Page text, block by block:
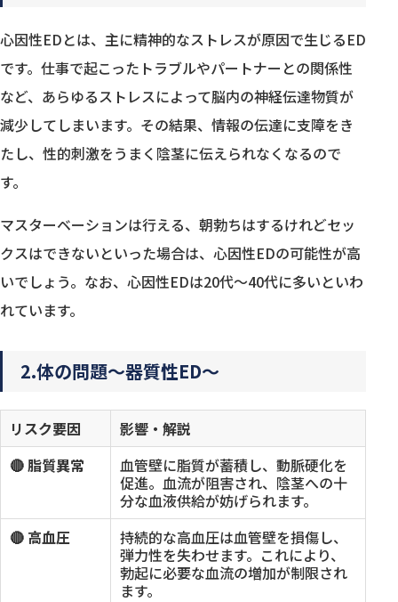
心因性EDとは、主に精神的なストレスが原因で生じるED
です。仕事で起こったトラブルやパートナーとの関係性
など、あらゆるストレスによって脳内の神経伝達物質が
減少してしまいます。その結果、情報の伝達に支障をき
たし、性的刺激をうまく陰茎に伝えられなくなるので
す。
マスターベーションは行える、朝勃ちはするけれどセッ
クスはできないといった場合は、心因性EDの可能性が高
いでしょう。なお、心因性EDは20代〜40代に多いといわ
れています。
2.体の問題〜器質性ED〜
リスク要因
影響・解説
🔴 脂質異常
血管壁に脂質が蓄積し、動脈硬化を
促進。血流が阻害され、陰茎への十
分な血液供給が妨げられます。
🔴 高血圧
持続的な高血圧は血管壁を損傷し、
弾力性を失わせます。これにより、
勃起に必要な血流の増加が制限され
ます。